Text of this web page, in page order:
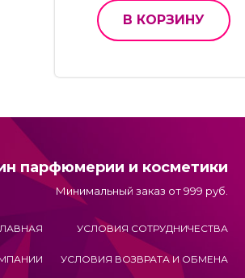
В КОРЗИНУ
парфюмерии и косметики
Минимальный заказ от 999 руб.
УСЛОВИЯ СОТРУДНИЧЕСТВА
УСЛОВИЯ ВОЗВРАТА И ОБМЕНА